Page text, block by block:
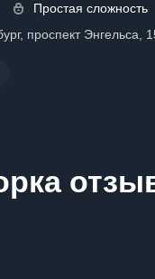
Простая сложность
проспект Энгельса,